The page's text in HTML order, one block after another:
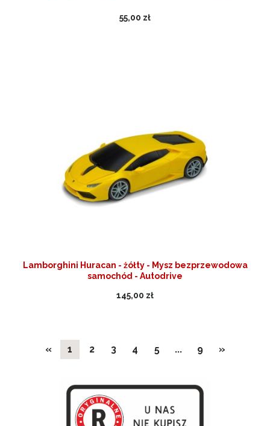
55,00 zł
Lamborghini Huracan - żółty - Mysz bezprzewodowa
samochód - Autodrive
145,00 zł
« 1 2 3 4 5 ... 9 »